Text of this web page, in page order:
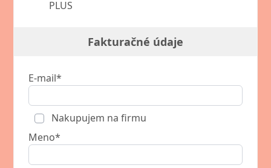
PLUS
Fakturačné údaje
E-mail*
Nakupujem na firmu
Meno*